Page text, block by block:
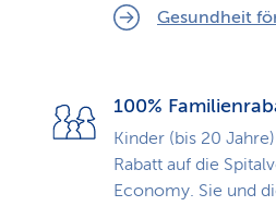
Gesundheit
100%
Kinder (bis 20
Rabatt auf die
Economy. Sie und